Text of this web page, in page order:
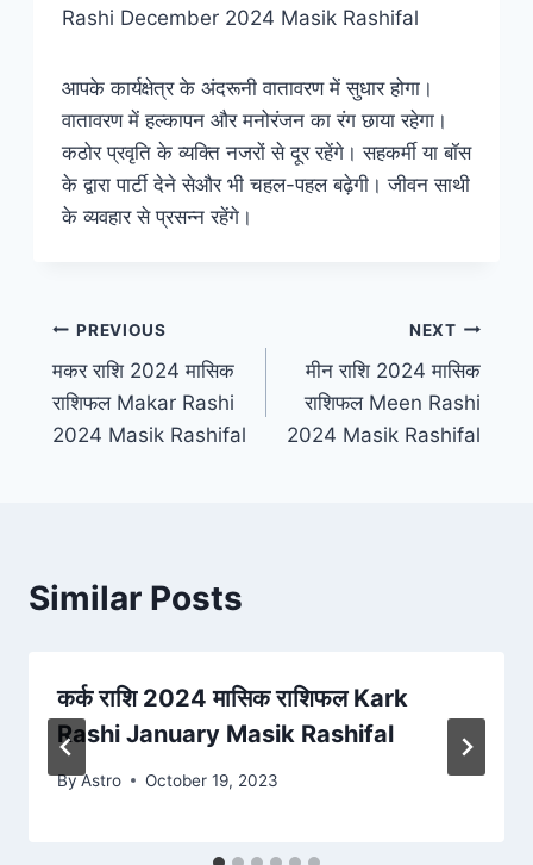
Rashi December 2024 Masik Rashifal
आपके कार्यक्षेत्र के अंदरूनी वातावरण में सुधार होगा।
वातावरण में हल्कापन और मनोरंजन का रंग छाया रहेगा।
कठोर प्रवृति के व्यक्ति नजरों से दूर रहेंगे। सहकर्मी या बॉस
के द्वारा पार्टी देने सेऔर भी चहल-पहल बढ़ेगी। जीवन साथी
के व्यवहार से प्रसन्न रहेंगे।
PREVIOUS
मकर राशि 2024 मासिक
राशिफल Makar Rashi
2024 Masik Rashifal
NEXT
मीन राशि 2024 मासिक
राशिफल Meen Rashi
2024 Masik Rashifal
Similar Posts
कर्क राशि 2024 मासिक राशिफल Kark
Rashi January Masik Rashifal
ByAstro October 19, 2023